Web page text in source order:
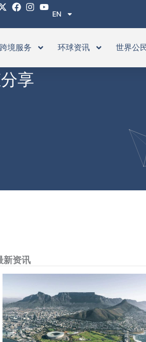
EN
跨境服务 环球资讯 世界公
享
新资讯